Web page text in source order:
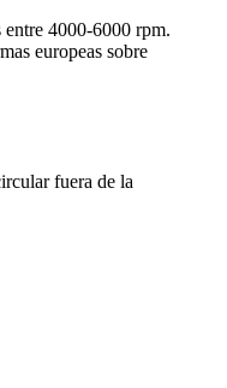
4000-6000 rpm.
europeas sobre
fuera de la